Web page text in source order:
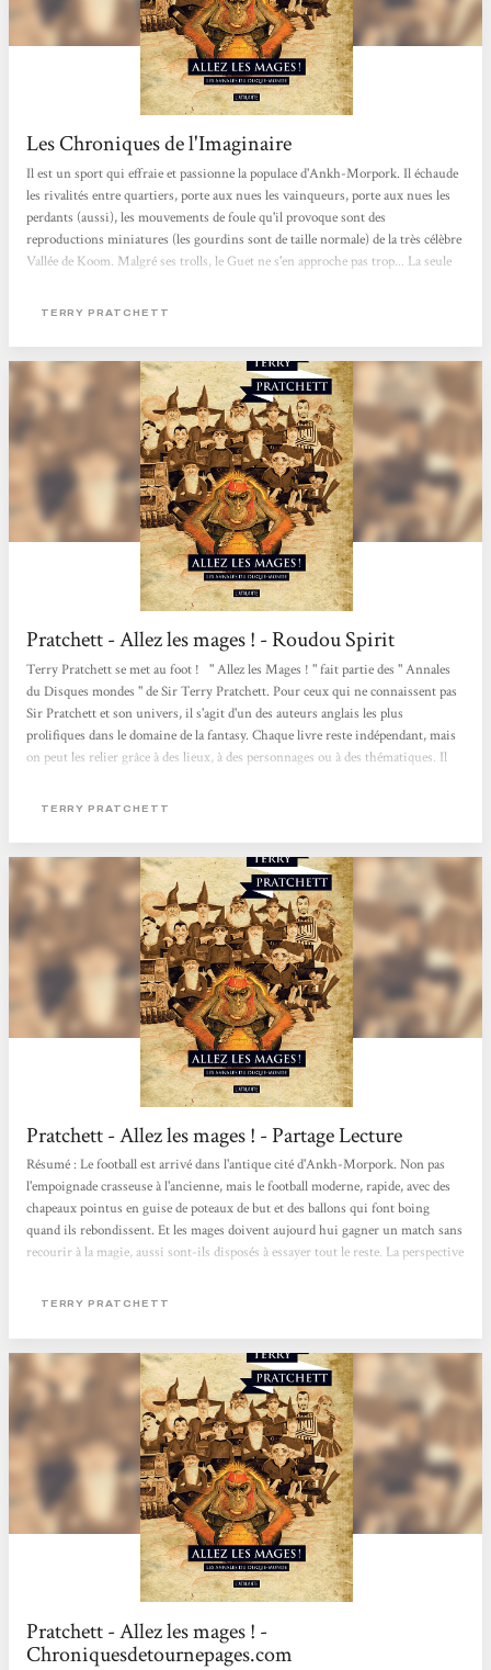
Les Chroniques de l'Imaginaire
Il est un sport qui effraie et passionne la populace d'Ankh-Morpork. Il échaude
les rivalités entre quartiers, porte aux nues les vainqueurs, porte aux nues les
perdants (aussi), les mouvements de foule qu'il provoque sont des
reproductions miniatures (les gourdins sont de taille normale) de la très célèbre
Vallée de Koom. Malgré ses trolls, le Guet ne s'en approche pas trop... La seule
boite de conserve pour qu'elle franchisse les montants de ce qui est
Morpork, Vétérini...
TERRY PRATCHETT
Pratchett - Allez les mages ! - Roudou Spirit
Terry Pratchett se met au foot ! " Allez les Mages ! " fait partie des " Annales
du Disques mondes " de Sir Terry Pratchett. Pour ceux qui ne connaissent pas
Sir Pratchett et son univers, il s'agit d'un des auteurs anglais les plus
prolifiques dans le domaine de la fantasy. Chaque livre reste indépendant, mais
on peut les relier grâce à des lieux, à des personnages ou à des thématiques. Il
trolls, gobelins et autres nains font partie du paysage. Revenons au volume du
TERRY PRATCHETT
Pratchett - Allez les mages ! - Partage Lecture
Résumé : Le football est arrivé dans l'antique cité d'Ankh-Morpork. Non pas
l'empoignade crasseuse à l'ancienne, mais le football moderne, rapide, avec des
chapeaux pointus en guise de poteaux de but et des ballons qui font boing
quand ils rebondissent. Et les mages doivent aujourd hui gagner un match sans
recourir à la magie, aussi sont-ils disposés à essayer tout le reste. La perspective
pour taper dans une boîte de conserve, une cuisinière spécialiste de délicieuses
TERRY PRATCHETT
Pratchett - Allez les mages ! -
Chroniquesdetournepages.com